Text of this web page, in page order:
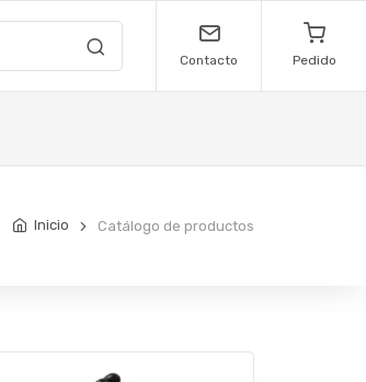
Contacto Pedido
Inicio Catálogo de productos